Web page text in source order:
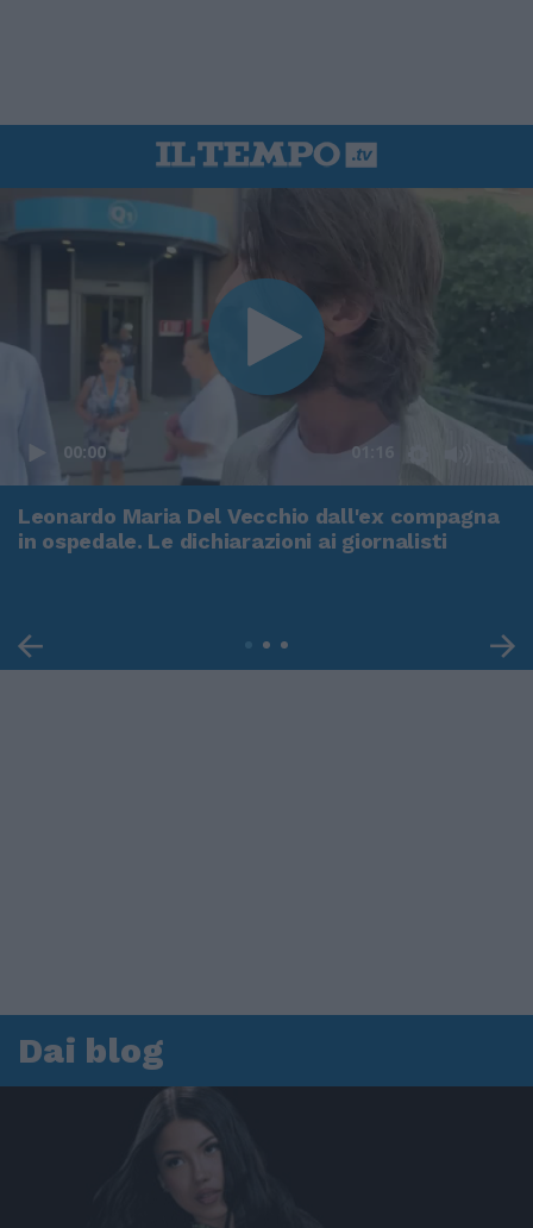
00:00 01:16
Leonardo Maria Del Vecchio dall'ex compagna
in ospedale. Le dichiarazioni ai giornalisti
Dai blog